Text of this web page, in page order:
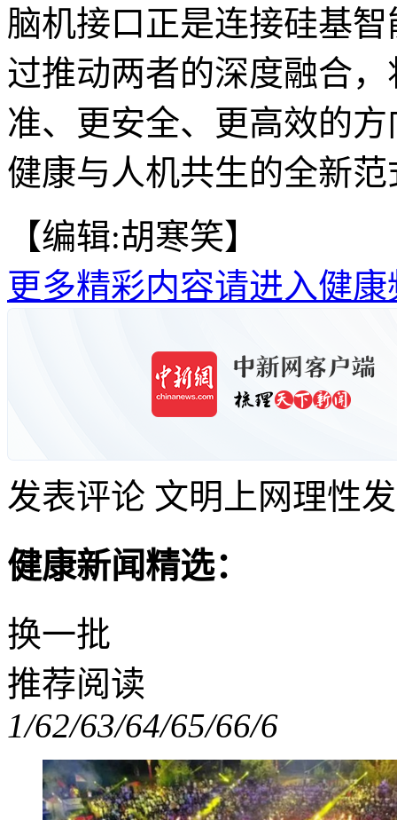
脑机接口正是连接硅基
过推动两者的深度融合
准、更安全、更高效的
健康与人机共生的全新
【编辑:胡寒笑】
更多精彩内容请进入健康
发表评论 文明上网理性
健康新闻精选：
换一批
推荐阅读
1/62/63/64/65/66/6